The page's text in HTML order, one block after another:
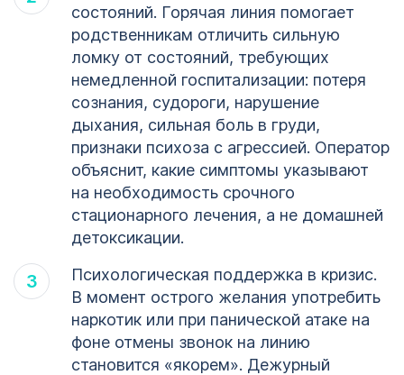
состояний. Горячая линия помогает
родственникам отличить сильную
ломку от состояний, требующих
немедленной госпитализации: потеря
сознания, судороги, нарушение
дыхания, сильная боль в груди,
признаки психоза с агрессией. Оператор
объяснит, какие симптомы указывают
на необходимость срочного
стационарного лечения, а не домашней
детоксикации.
Психологическая поддержка в кризис.
В момент острого желания употребить
наркотик или при панической атаке на
фоне отмены звонок на линию
становится «якорем». Дежурный